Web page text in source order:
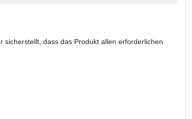
sicherstellt, dass das Produkt allen erforderlichen